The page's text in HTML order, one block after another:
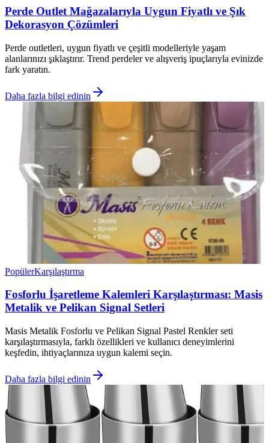
Perde Outlet Mağazalarıyla Uygun Fiyatlı ve Şık
Dekorasyon Çözümleri
Perde outletleri, uygun fiyatlı ve çeşitli modelleriyle yaşam
alanlarınızı şıklaştırır. Trend perdeler ve alışveriş ipuçlarıyla evinizde
fark yaratın.
Daha fazla bilgi edinin
PopülerKarşılaştırma
Fosforlu İşaretleme Kalemleri Karşılaştırması: Masis
Metalik ve Pelikan Signal Setleri
Masis Metalik Fosforlu ve Pelikan Signal Pastel Renkler seti
karşılaştırmasıyla, farklı özellikleri ve kullanıcı deneyimlerini
keşfedin, ihtiyaçlarınıza uygun kalemi seçin.
Daha fazla bilgi edinin